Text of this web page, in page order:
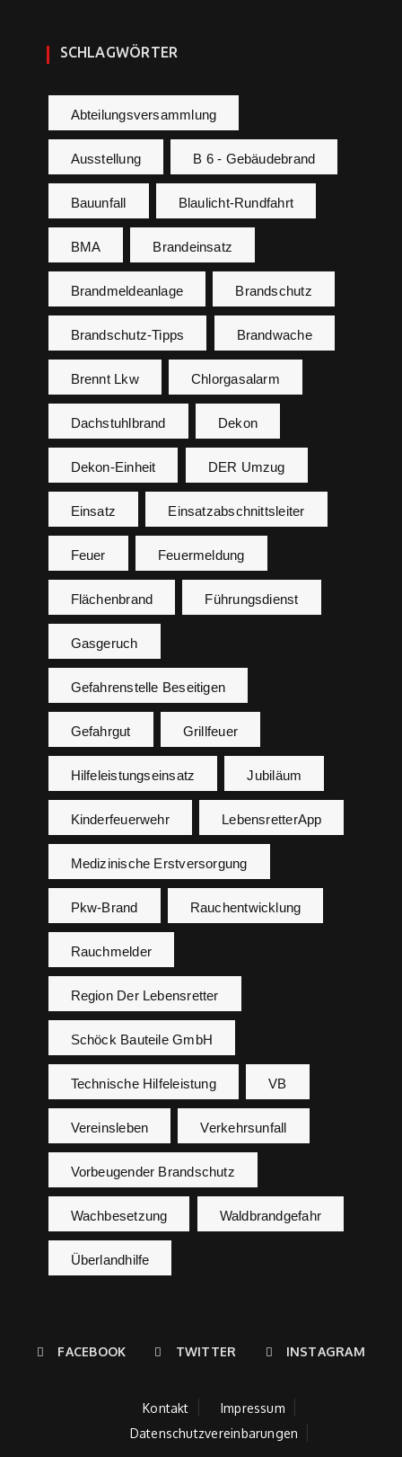
SCHLAGWÖRTER
Abteilungsversammlung
Ausstellung B 6 - Gebäudebrand
Bauunfall Blaulicht-Rundfahrt
BMA Brandeinsatz
Brandmeldeanlage Brandschutz
Brandschutz-Tipps Brandwache
Brennt Lkw Chlorgasalarm
Dachstuhlbrand Dekon
Dekon-Einheit DER Umzug
Einsatz Einsatzabschnittsleiter
Feuer Feuermeldung
Flächenbrand Führungsdienst
Gasgeruch
Gefahrenstelle Beseitigen
Gefahrgut Grillfeuer
Hilfeleistungseinsatz Jubiläum
Kinderfeuerwehr LebensretterApp
Medizinische Erstversorgung
Pkw-Brand Rauchentwicklung
Rauchmelder
Region Der Lebensretter
Schöck Bauteile GmbH
Technische Hilfeleistung VB
Vereinsleben Verkehrsunfall
Vorbeugender Brandschutz
Wachbesetzung Waldbrandgefahr
Überlandhilfe
FACEBOOK TWITTER INSTAGRAM
Kontakt
Impressum
Datenschutzvereinbarungen